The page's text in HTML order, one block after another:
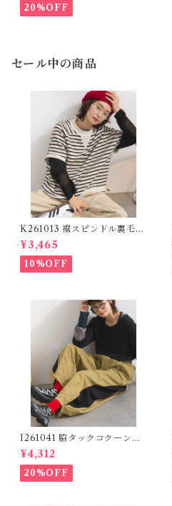
20%OFF
セール中の商品
K261013 裾スピンドル裏毛カ
ットベスト / Drawstring He
m Sweat Cut Vest
¥3,465
10%OFF
I261041 脇タックコクーンツ
イルパンツ / Side-Tuck Coc
oon Twill Pants (残りわずか)
¥4,312
20%OFF